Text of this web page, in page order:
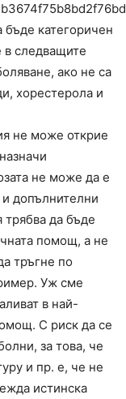
категоричен
в следващите
ако не са
хорестерола и
не може открие
не може да е
допълнителни
трябва да бъде
помощ, а не
тръгне по
Уж сме
в най-
С риск да се
за това, че
и пр. е, че не
истинска